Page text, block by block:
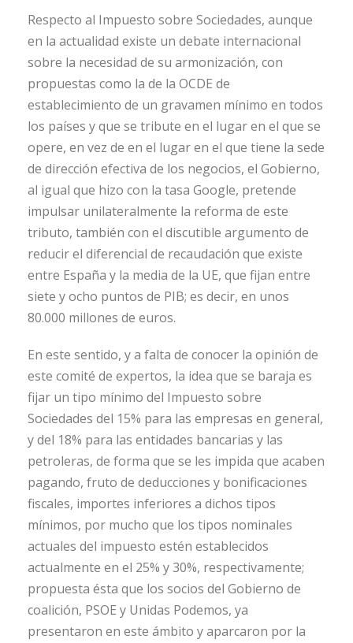
Respecto al Impuesto sobre Sociedades, aunque
en la actualidad existe un debate internacional
sobre la necesidad de su armonización, con
propuestas como la de la OCDE de
establecimiento de un gravamen mínimo en todos
los países y que se tribute en el lugar en el que se
opere, en vez de en el lugar en el que tiene la sede
de dirección efectiva de los negocios, el Gobierno,
al igual que hizo con la tasa Google, pretende
impulsar unilateralmente la reforma de este
tributo, también con el discutible argumento de
reducir el diferencial de recaudación que existe
entre España y la media de la UE, que fijan entre
siete y ocho puntos de PIB; es decir, en unos
80.000 millones de euros.
En este sentido, y a falta de conocer la opinión de
este comité de expertos, la idea que se baraja es
fijar un tipo mínimo del Impuesto sobre
Sociedades del 15% para las empresas en general,
y del 18% para las entidades bancarias y las
petroleras, de forma que se les impida que acaben
pagando, fruto de deducciones y bonificaciones
fiscales, importes inferiores a dichos tipos
mínimos, por mucho que los tipos nominales
actuales del impuesto estén establecidos
actualmente en el 25% y 30%, respectivamente;
propuesta ésta que los socios del Gobierno de
coalición, PSOE y Unidas Podemos, ya
presentaron en este ámbito y aparcaron por la